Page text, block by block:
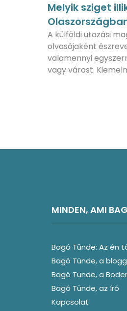
Melyik sziget
A külföldi utazási
olvasójaként
valamennyi
vagy várost.
MINDEN, AMI
Bagó Tünde: Az én
Bagó Tünde, a
Bagó Tünde, a
Bagó Tünde, az író
Kapcsolat